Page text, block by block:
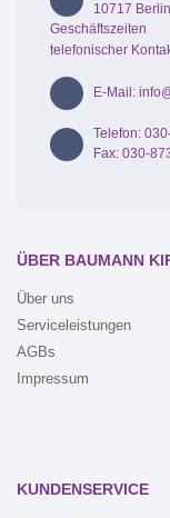
10717 Berlin
Geschäftszeiten
telefonischer
E-Mail:
Telefon:
Fax: 030-
ÜBER BAUMANN
Über uns
Serviceleistungen
AGBs
Impressum
KUNDENSERVICE